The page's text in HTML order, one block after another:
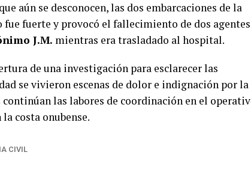
aún se desconocen, las dos embarcaciones de la
fuerte y provocó el fallecimiento de dos
J.M. mientras era trasladado al hospital.
de una investigación para esclarecer las
se vivieron escenas de dolor e indignación por la
las labores de coordinación en el
costa onubense.
CIVIL